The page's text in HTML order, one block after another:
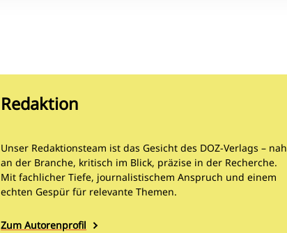
Redaktion
Unser Redaktionsteam ist das Gesicht des DOZ-Verlags – nah
an der Branche, kritisch im Blick, präzise in der Recherche.
Mit fachlicher Tiefe, journalistischem Anspruch und einem
echten Gespür für relevante Themen.
Zum Autorenprofil